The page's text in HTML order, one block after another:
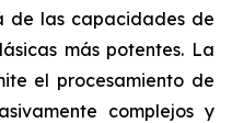
de las capacidades de
más potentes. La
el procesamiento de
complejos y